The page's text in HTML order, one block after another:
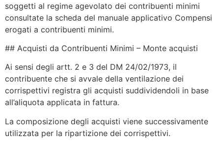
soggetti al regime agevolato dei contribuenti minimi
consultate la scheda del manuale applicativo Compensi
erogati a contribuenti minimi.
## Acquisti da Contribuenti Minimi – Monte acquisti
Ai sensi degli artt. 2 e 3 del DM 24/02/1973, il
contribuente che si avvale della ventilazione dei
corrispettivi registra gli acquisti suddividendoli in base
all’aliquota applicata in fattura.
La composizione degli acquisti viene successivamente
utilizzata per la ripartizione dei corrispettivi.